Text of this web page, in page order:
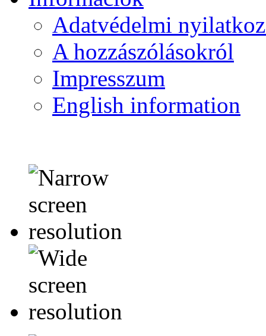
Adatvédelmi
A hozzászólásokról
Impresszum
English information